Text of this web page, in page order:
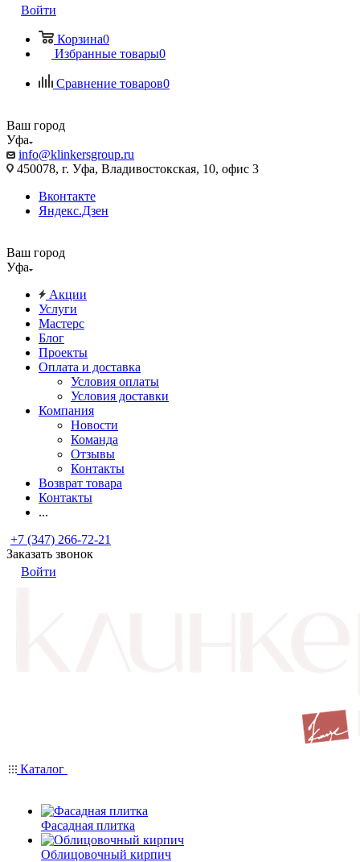
Войти
Корзина0
Избранные товары0
Сравнение товаров0
Ваш город
Уфа
info@klinkersgroup.ru
450078, г. Уфа, Владивостокская, 10, офис 3
Вконтакте
Яндекс.Дзен
Ваш город
Уфа
Акции
Услуги
Мастерс
Блог
Проекты
Оплата и доставка
Условия оплаты
Условия доставки
Компания
Новости
Команда
Отзывы
Контакты
Возврат товара
Контакты
...
+7 (347) 266-72-21
Заказать звонок
Войти
Каталог
Фасадная плитка
Облицовочный кирпич